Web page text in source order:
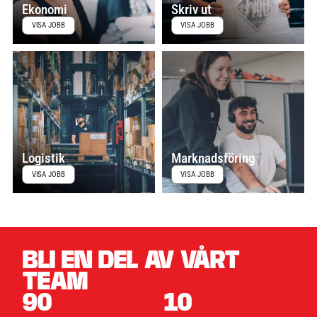
6
Upptäck
de
nya
Nike
Phantom
fotbollsskorna
–
precision,
kontroll
och
i
beröring.
Perfekta
spelare
Ekonomi
VISA JOBB
Skriv ut
VISA JOBB
Logistik
VISA JOBB
Marknadsföring
VISA JOBB
BLI EN DEL AV VÅRT
TEAM
90 10